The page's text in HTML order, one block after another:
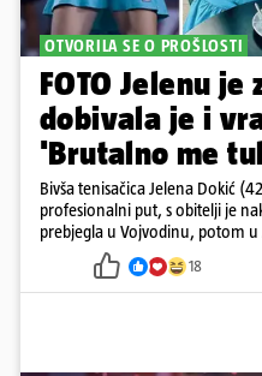
OTVORILA SE O PROŠLOSTI
FOTO Jelenu
dobivala je i
'Brutalno me
Bivša tenisačica Jelena Dokić
profesionalni put, s obitelji je
prebjegla u Vojvodinu, potom
18